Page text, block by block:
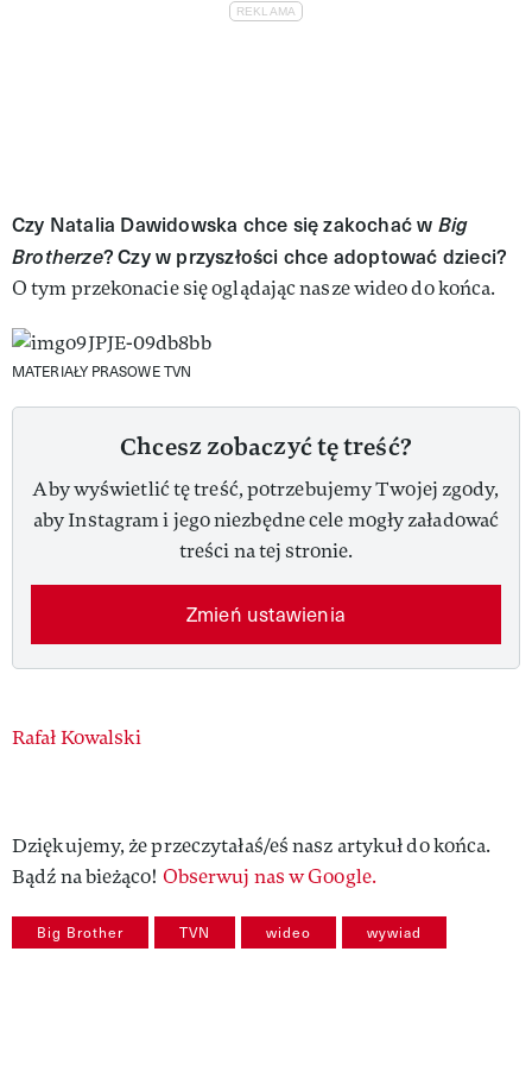
Czy Natalia Dawidowska chce się zakochać w Big
Brotherze? Czy w przyszłości chce adoptować dzieci?
O tym przekonacie się oglądając nasze wideo do końca.
MATERIAŁY PRASOWE TVN
Chcesz zobaczyć tę treść?
Aby wyświetlić tę treść, potrzebujemy Twojej zgody,
aby Instagram i jego niezbędne cele mogły załadować
treści na tej stronie.
Zmień ustawienia
Authors
Rafał Kowalski
Dziękujemy, że przeczytałaś/eś nasz artykuł do końca.
Bądź na bieżąco! Obserwuj nas w Google.
Big Brother TVN wideo wywiad